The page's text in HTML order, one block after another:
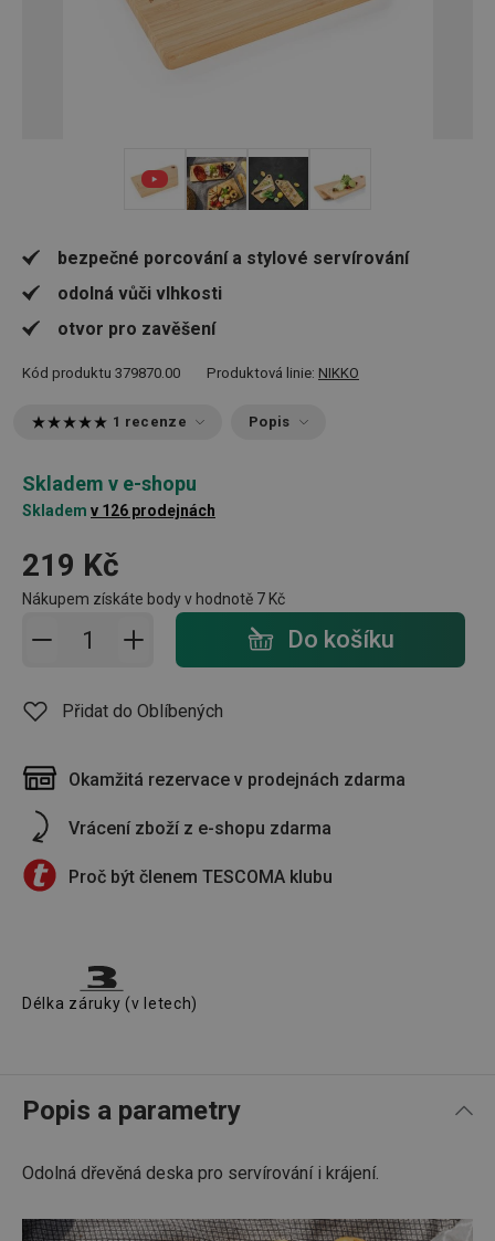
bezpečné porcování a stylové servírování
odolná vůči vlhkosti
otvor pro zavěšení
Kód produktu 379870.00 Produktová linie: NIKKO
1 recenze Popis
Skladem v e-shopu
Skladem v 126 prodejnách
219 Kč
Nákupem získáte body v hodnotě 7 Kč
Přidat do košíku - počet Do košíku
Přidat do Oblíbených
Okamžitá rezervace v prodejnách zdarma
Vrácení zboží z e-shopu zdarma
Proč být členem TESCOMA klubu
Délka záruky (v letech)
Popis a parametry
Odolná dřevěná deska pro servírování i krájení.